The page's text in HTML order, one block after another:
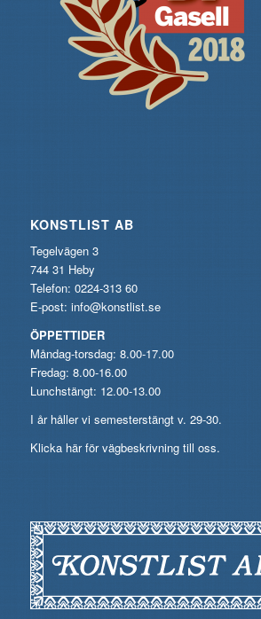
KONSTLIST AB
Tegelvägen 3
744 31 Heby
Telefon: 0224-313 60
E-post: info@konstlist.se
ÖPPETTIDER
Måndag-torsdag: 8.00-17.00
Fredag: 8.00-16.00
Lunchstängt: 12.00-13.00
I år håller vi semesterstängt v. 29-30.
Klicka här för vägbeskrivning till oss.